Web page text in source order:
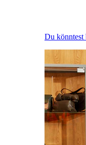
Du könntest